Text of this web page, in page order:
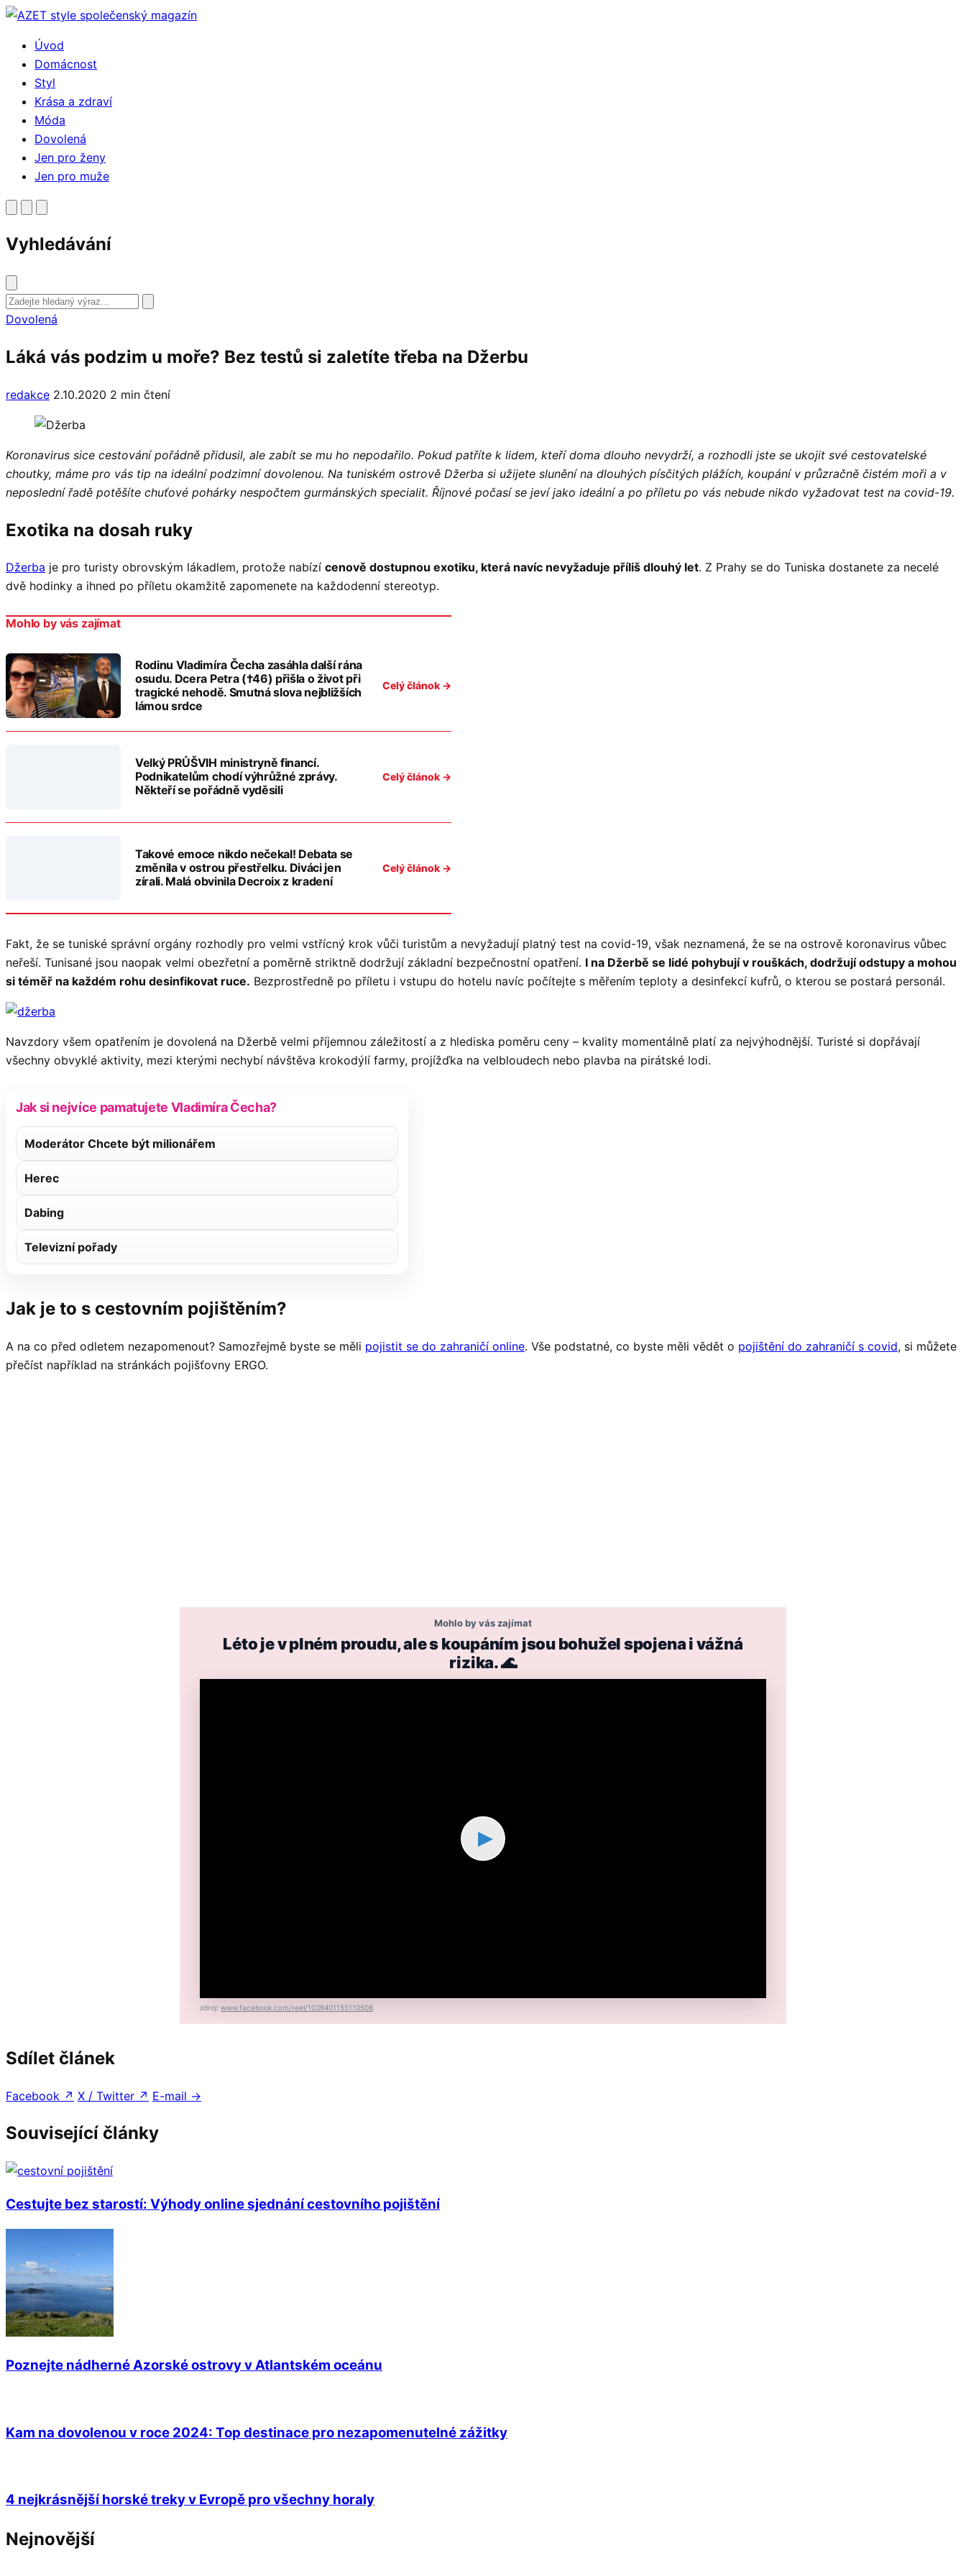
Přejít
obsahuÚvod
Domácnost
Styl
Krása a zdraví
Móda
Dovolená
Jen pro ženy
Jen pro muže
Vyhledávání
Vyhledat
Dovolená
Láká vás podzim u moře? Bez testů si zaletíte třeba na Džerbu
redakce 2.10.2020 2 min čtení
Koronavirus sice cestování pořádně přidusil, ale zabít se mu ho nepodařilo. Pokud patříte k lidem, kteří doma dlouho nevydrží, a rozhodli jste se ukojit své cestovatelské
choutky, máme pro vás tip na ideální podzimní dovolenou. Na tuniském ostrově Džerba si užijete slunění na dlouhých písčitých plážích, koupání v průzračně čistém moři a v
neposlední řadě potěšíte chuťové pohárky nespočtem gurmánských specialit. Říjnové počasí se jeví jako ideální a po příletu po vás nebude nikdo vyžadovat test na covid-19.
Exotika na dosah ruky
Džerba je pro turisty obrovským lákadlem, protože nabízí cenově dostupnou exotiku, která navíc nevyžaduje příliš dlouhý let. Z Prahy se do Tuniska dostanete za necelé
dvě hodinky a ihned po příletu okamžitě zapomenete na každodenní stereotyp.
Mohlo by vás zajímat
Rodinu Vladimíra Čecha zasáhla další rána
osudu. Dcera Petra (†46) přišla o život při
tragické nehodě. Smutná slova nejbližších
lámou srdce
Celý článok →
Velký PRŮŠVIH ministryně financí.
Podnikatelům chodí výhrůžné zprávy.
Někteří se pořádně vyděsili
Celý článok →
Takové emoce nikdo nečekal! Debata se
změnila v ostrou přestřelku. Diváci jen
zírali. Malá obvinila Decroix z kradení
Celý článok →
Fakt, že se tuniské správní orgány rozhodly pro velmi vstřícný krok vůči turistům a nevyžadují platný test na covid-19, však neznamená, že se na ostrově koronavirus vůbec
neřeší. Tunisané jsou naopak velmi obezřetní a poměrně striktně dodržují základní bezpečnostní opatření. I na Džerbě se lidé pohybují v rouškách, dodržují odstupy a mohou
si téměř na každém rohu desinfikovat ruce. Bezprostředně po příletu i vstupu do hotelu navíc počítejte s měřením teploty a desinfekcí kufrů, o kterou se postará personál.
Navzdory všem opatřením je dovolená na Džerbě velmi příjemnou záležitostí a z hlediska poměru ceny – kvality momentálně platí za nejvýhodnější. Turisté si dopřávají
všechny obvyklé aktivity, mezi kterými nechybí návštěva krokodýlí farmy, projížďka na velbloudech nebo plavba na pirátské lodi.
Jak si nejvíce pamatujete Vladimíra Čecha?
Moderátor Chcete být milionářem
Herec
Dabing
Televizní pořady
Jak je to s cestovním pojištěním?
A na co před odletem nezapomenout? Samozřejmě byste se měli pojistit se do zahraničí online. Vše podstatné, co byste měli vědět o pojištění do zahraničí s covid, si můžete
přečíst například na stránkách pojišťovny ERGO.
Mohlo by vás zajímat
Léto je v plném proudu, ale s koupáním jsou bohužel spojena i vážná
rizika. 🌊
▶
zdroj: www.facebook.com/reel/1039401155110508
Sdílet článek
Facebook ↗ X / Twitter ↗ E-mail →
Související články
Cestujte bez starostí: Výhody online sjednání cestovního pojištění
Poznejte nádherné Azorské ostrovy v Atlantském oceánu
Kam na dovolenou v roce 2024: Top destinace pro nezapomenutelné zážitky
4 nejkrásnější horské treky v Evropě pro všechny horaly
Nejnovější